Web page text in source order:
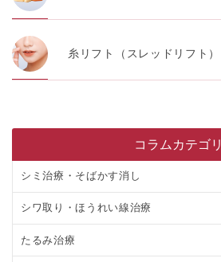
糸リフト（スレッドリフト）
コラムカテゴリ
シミ治療・そばかす消し
シワ取り・ほうれい線治療
たるみ治療